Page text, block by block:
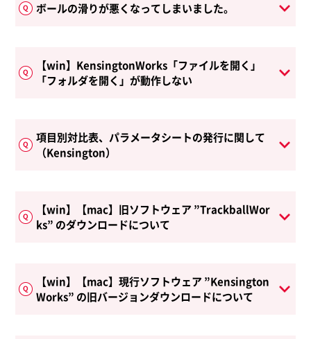
ボールの滑りが悪くなってしまいました。
【win】KensingtonWorks「ファイルを開く」
「フォルダを開く」が動作しない
項目別対比表、パラメータシートの発行に関して
（Kensington）
【win】【mac】旧ソフトウェア ”TrackballWor
ks” のダウンロードについて
【win】【mac】現行ソフトウェア ”Kensington
Works” の旧バージョンダウンロードについて